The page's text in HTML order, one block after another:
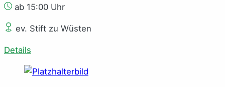
ab 15:00 Uhr
ev. Stift zu Wüsten
Details